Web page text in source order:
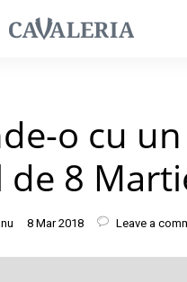
o cu un
de 8
8 Mar 2018 Leave a